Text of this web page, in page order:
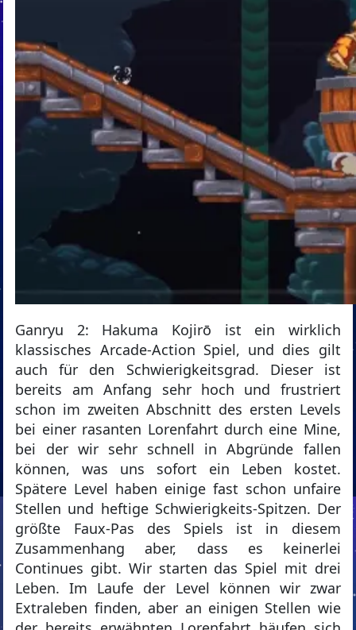
Ganryu 2: Hakuma Kojirō ist ein wirklich
klassisches Arcade-Action Spiel, und dies gilt
auch für den Schwierigkeitsgrad. Dieser ist
bereits am Anfang sehr hoch und frustriert
schon im zweiten Abschnitt des ersten Levels
bei einer rasanten Lorenfahrt durch eine Mine,
bei der wir sehr schnell in Abgründe fallen
können, was uns sofort ein Leben kostet.
Spätere Level haben einige fast schon unfaire
Stellen und heftige Schwierigkeits-Spitzen. Der
größte Faux-Pas des Spiels ist in diesem
Zusammenhang aber, dass es keinerlei
Continues gibt. Wir starten das Spiel mit drei
Leben. Im Laufe der Level können wir zwar
Extraleben finden, aber an einigen Stellen wie